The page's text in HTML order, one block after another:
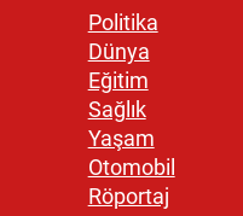
Politika
Dünya
Eğitim
Sağlık
Yaşam
Otomobil
Röportaj